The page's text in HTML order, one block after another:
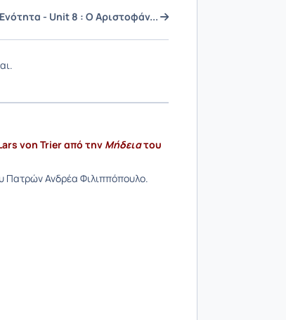
Ενότητα - Unit 8 : Ο Αριστοφάν...
αι.
von Trier από την Μήδειατου
Πατρών Ανδρέα Φιλιππόπουλο.